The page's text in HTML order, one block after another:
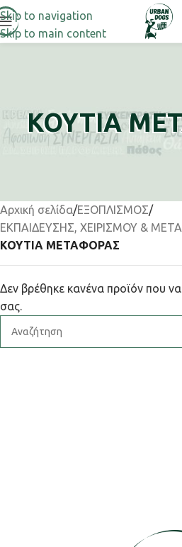
Skip to navigation
Skip to main content
ΚΟΥΤΙΑ
Αρχική σελίδα/ΕΞΟΠΛΙΣΜΟΣ/
ΕΚΠΑΙΔΕΥΣΗΣ, ΧΕΙΡΙΣΜΟΥ &
ΚΟΥΤΙΑ ΜΕΤΑΦΟΡΑΣ
Δεν βρέθηκε κανένα προϊόν που να
σας.